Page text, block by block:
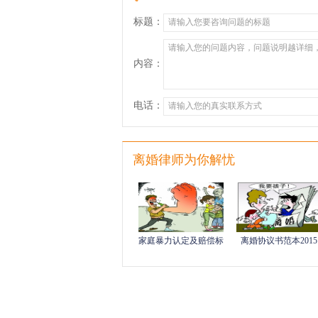
标题：
内容：
电话：
离婚律师为你解忧
家庭暴力认定及赔偿标
离婚协议书范本2015